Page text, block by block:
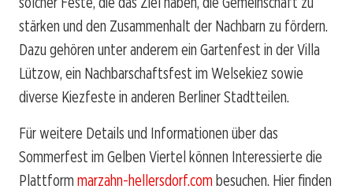
stärken und den Zusammenhalt der Nachbarn zu fördern.
Dazu gehören unter anderem ein Gartenfest in der Villa
Lützow, ein Nachbarschaftsfest im Welsekiez sowie
diverse Kiezfeste in anderen Berliner Stadtteilen.
Für weitere Details und Informationen über das
Sommerfest im Gelben Viertel können Interessierte die
Plattform marzahn-hellersdorf.com besuchen. Hier finden